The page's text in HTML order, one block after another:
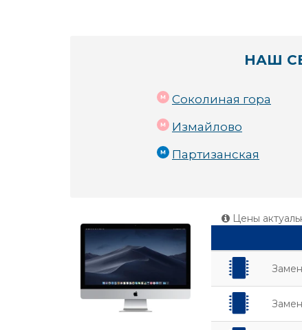
НАШ
Соколиная гора
Измайлово
Партизанская
Цены